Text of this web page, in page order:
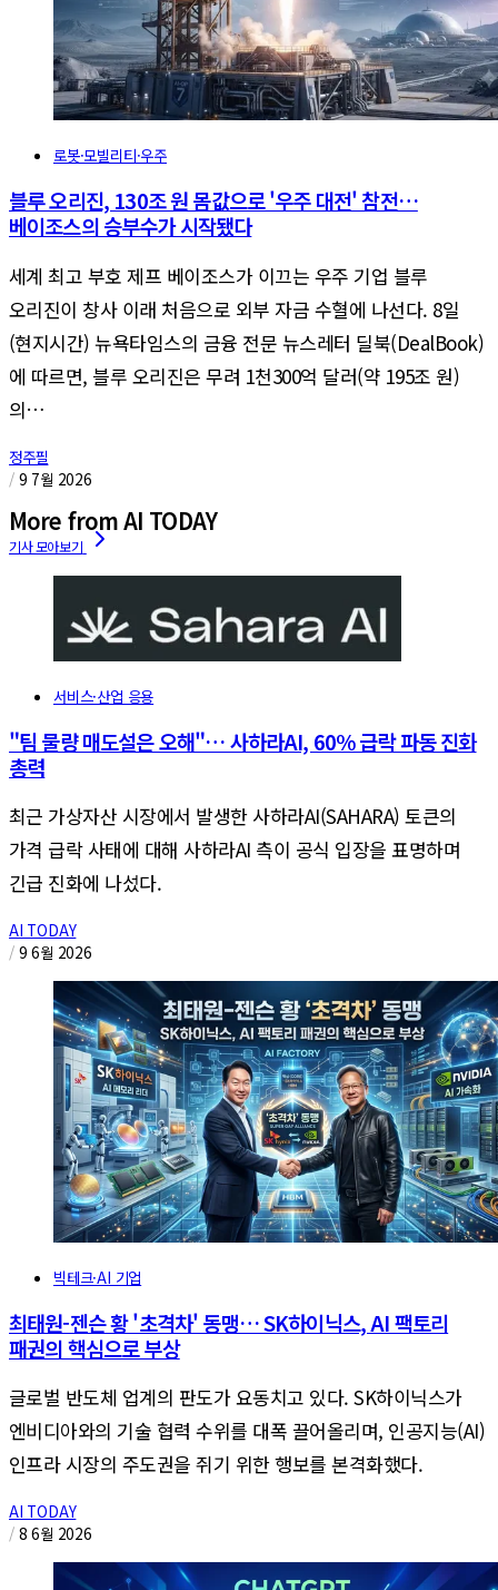
로봇·모빌리티·우주
블루 오리진, 130조 원 몸값으로 '우주 대전' 참전…
베이조스의 승부수가 시작됐다
세계 최고 부호 제프 베이조스가 이끄는 우주 기업 블루
오리진이 창사 이래 처음으로 외부 자금 수혈에 나선다. 8일
(현지시간) 뉴욕타임스의 금융 전문 뉴스레터 딜북(DealBook)
에 따르면, 블루 오리진은 무려 1천300억 달러(약 195조 원)
의…
정주필
/ 9 7월 2026
More from AI TODAY
서비스·산업 응용
"팀 물량 매도설은 오해"… 사하라AI, 60% 급락 파동 진화
총력
최근 가상자산 시장에서 발생한 사하라AI(SAHARA) 토큰의
가격 급락 사태에 대해 사하라AI 측이 공식 입장을 표명하며
긴급 진화에 나섰다.
AI TODAY
/ 9 6월 2026
빅테크·AI 기업
최태원-젠슨 황 '초격차' 동맹… SK하이닉스, AI 팩토리
패권의 핵심으로 부상
글로벌 반도체 업계의 판도가 요동치고 있다. SK하이닉스가
엔비디아와의 기술 협력 수위를 대폭 끌어올리며, 인공지능(AI)
인프라 시장의 주도권을 쥐기 위한 행보를 본격화했다.
AI TODAY
/ 8 6월 2026